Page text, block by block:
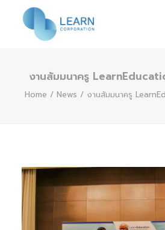
Home
Contact us
งานสัมมนาครู
Home News งานสัมมนาครู